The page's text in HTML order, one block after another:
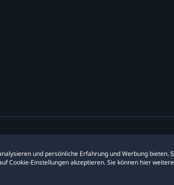
und persönliche Erfahrung und Werbung bieten.
Cookie-Einstellungen akzeptieren. Sie können hier weitere